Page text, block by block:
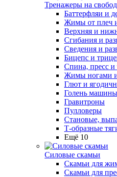
Тренажеры на
Баттерфляи и
Жимы от плеч
Верхняя и
Сгибания и
Сведения и
Бицепс и
Спина, пресс
Жимы ногами
Глют и
Голень машины
Гравитроны
Пулловеры
Становые,
Т-образные
Ещё 10
Силовые скамьи
Скамьи для
Скамьи для